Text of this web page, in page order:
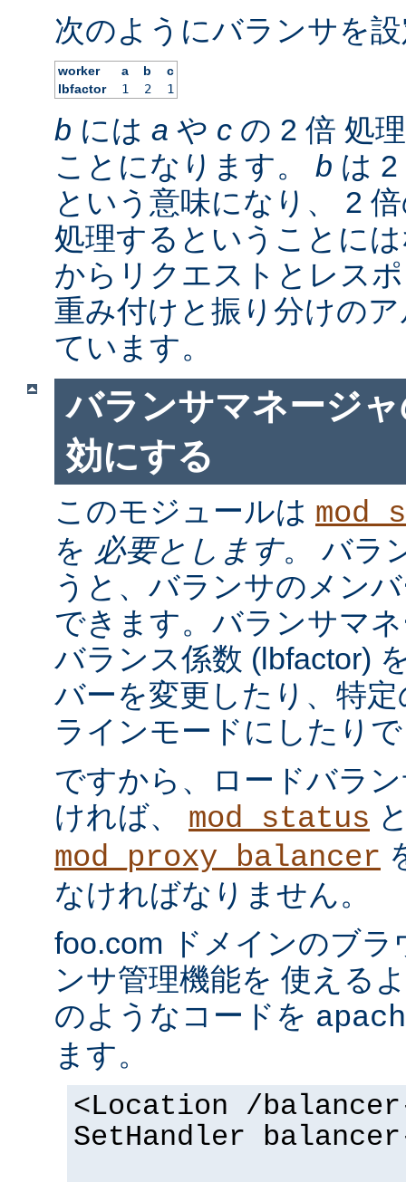
次のようにバランサを
worker a b
c
lbfactor
1 2 1
b には a や c の 2 倍 処
ことになります。 b は
という意味になり、 2
処理するということに
からリクエストとレス
重み付けと振り分けの
ています。
バランサマネージ
効にする
このモジュールは
を 必要とします。 バラ
うと、バランサのメン
できます。バランサマ
バランス係数 (lbfactor)
バーを変更したり、特
ラインモードにしたり
ですから、ロードバラ
ければ、 mod_status
mod_proxy_balancer
なければなりません。
foo.com ドメインのブ
ンサ管理機能を 使える
のようなコードを
ます。
<Location /balancer-
SetHandler